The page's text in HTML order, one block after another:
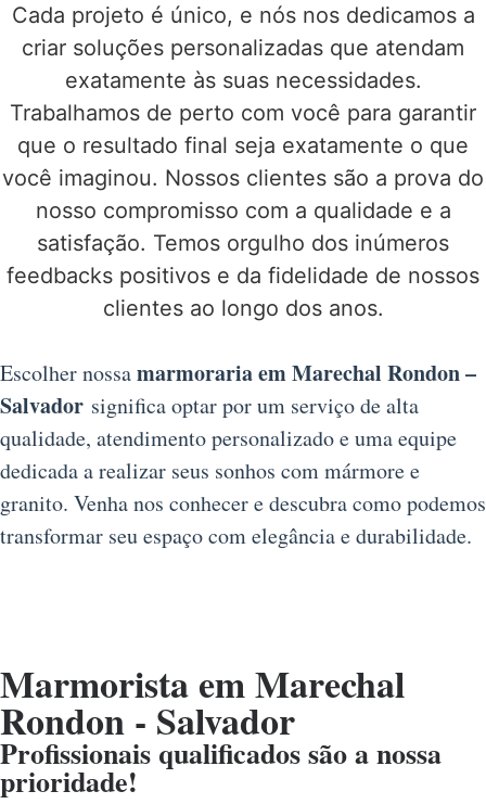
Cada projeto é único, e nós nos dedicamos a
criar soluções personalizadas que atendam
exatamente às suas necessidades.
Trabalhamos de perto com você para garantir
que o resultado final seja exatamente o que
você imaginou. Nossos clientes são a prova do
nosso compromisso com a qualidade e a
satisfação. Temos orgulho dos inúmeros
feedbacks positivos e da fidelidade de nossos
clientes ao longo dos anos.
Escolher nossamarmoraria em Marechal Rondon –
Salvador significa optar por um serviço de alta
qualidade, atendimento personalizado e uma equipe
dedicada a realizar seus sonhos com mármore e
granito. Venha nos conhecer e descubra como podemos
transformar seu espaço com elegância e durabilidade.
Marmorista em Marechal
Rondon - Salvador
Profissionais qualificados são a nossa
prioridade!